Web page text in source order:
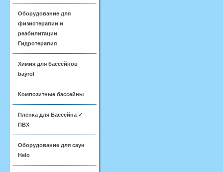
Оборудование для
физиотерапии и
реабилитации
Гидротерапия
Химия для бассейнов
bayrol
Композитные бассейны
Плёнка для Бассейна ✓
ПВХ
Оборудование для саун
Helo